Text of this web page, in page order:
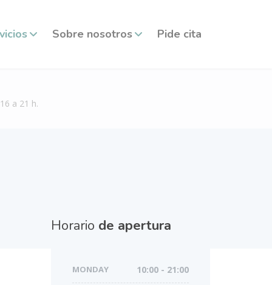
Sobre nosotros Pide cita
a 21 h.
Horario de apertura
MONDAY 10:00 - 21:00